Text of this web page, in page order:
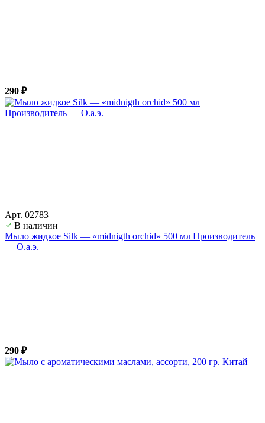
290 ₽
Арт. 02783
В наличии
Мыло жидкое Silk — «midnigth orchid» 500 мл Производитель
— О.а.э.
290 ₽